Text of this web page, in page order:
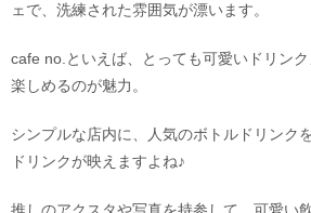
ェで、洗練された雰囲気が漂います。
cafe no.といえば、とっても可愛いドリン
楽しめるのが魅力。
シンプルな店内に、人気のボトルドリンク
ドリンクが映えますよね♪